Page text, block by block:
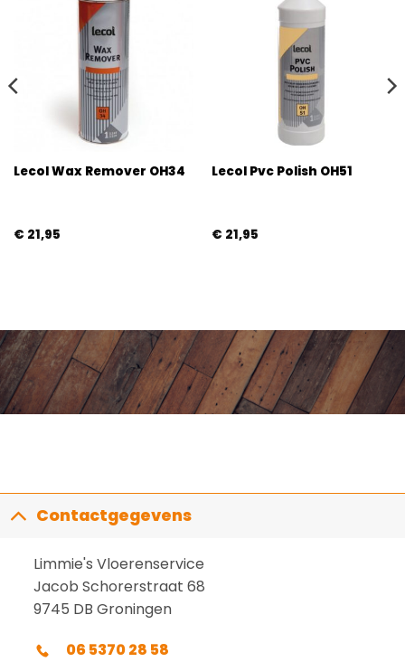
Lecol Wax Remover OH34
€ 21,95
Lecol Pvc Polish OH51
€ 21,95
Contactgegevens
Limmie's Vloerenservice
Jacob Schorerstraat 68
9745 DB Groningen
06 5370 28 58